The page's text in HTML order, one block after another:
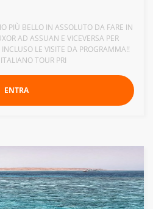
PIÙ BELLO IN ASSOLUTO DA FARE IN
AD ASSUAN E VICEVERSA PER
LE VISITE DA PROGRAMMA!!
TOUR PRI
ENTRA